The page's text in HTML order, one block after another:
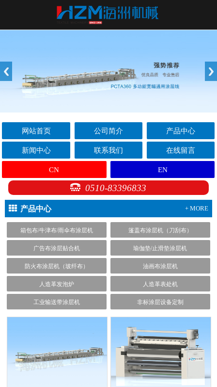
网站首页 公司简介 产品中心
新闻中心 联系我们 在线留言
CN EN
0510-83396833
产品中心 + MORE
箱包布/牛津布/雨伞布涂层机 篷盖布涂层机（刀刮布）
广告布涂层贴合机 瑜伽垫/止滑垫涂层机
防火布涂层机（玻纤布） 油画布涂层机
人造革发泡炉 人造革表处机
工业输送带涂层机 非标涂层设备定制